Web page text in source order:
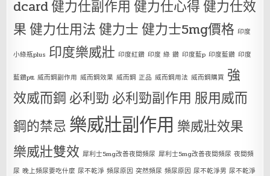
dcard健力仕副作用 健力仕心得健力仕效
果健力仕用法健力士健力士5mg價格 印度
小綠瓶plus 印度樂威壯 印度紅鑽 印度 綠 鑽 印度藍p 印度藍鑽 印度
藍鑽ptt 威而鋼副作用 威而鋼效果 威而鋼 正品 威而鋼用法 威而鋼購買 強
效威而鋼 必利勁 必利勁副作用 服用威而
鋼的禁忌 樂威壯副作用 樂威壯效果
樂威壯雙效 犀利士5mg改善夜間頻尿 犀利士5mg改善夜間頻尿 夜間頻
尿 晚上頻尿要吃什麼 尿不乾淨 頻尿原因 突然頻尿 頻尿原因 尿不乾淨男 尿不乾淨